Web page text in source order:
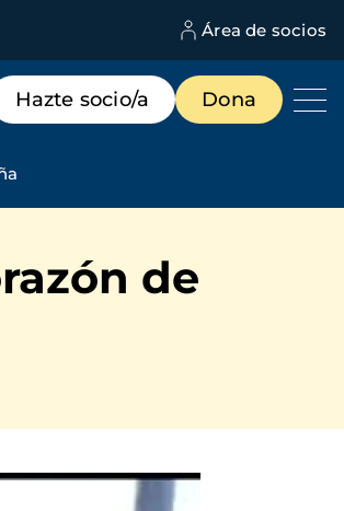
Área de socios
destacados
Hazte socio/a Dona
de